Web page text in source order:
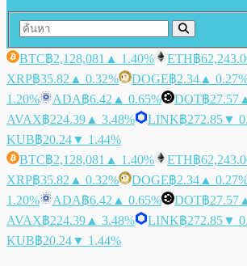
BTC฿2,128,081 ▲ 1.40% ETH฿
XRP฿35.82 ▲ 0.32% DOGE฿2.34 ▲
1.20%
ADA฿6.42 ▲ 0.65% DOT฿27.57
AVAX฿224.39 ▲ 3.48% LINK฿272.85▼
KUB฿20.24▼ 1.44%
BTC฿2,128,081 ▲ 1.40% ETH฿
XRP฿35.82 ▲ 0.32% DOGE฿2.34 ▲
1.20%
ADA฿6.42 ▲ 0.65% DOT฿27.57
AVAX฿224.39 ▲ 3.48% LINK฿272.85▼
KUB฿20.24▼ 1.44%